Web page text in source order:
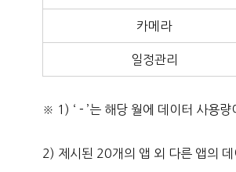
카메라
일정관리
※ 1) ‘－’는 해당 월에 데이터 사용량
2) 제시된 20개의 앱 외 다른 앱의 데